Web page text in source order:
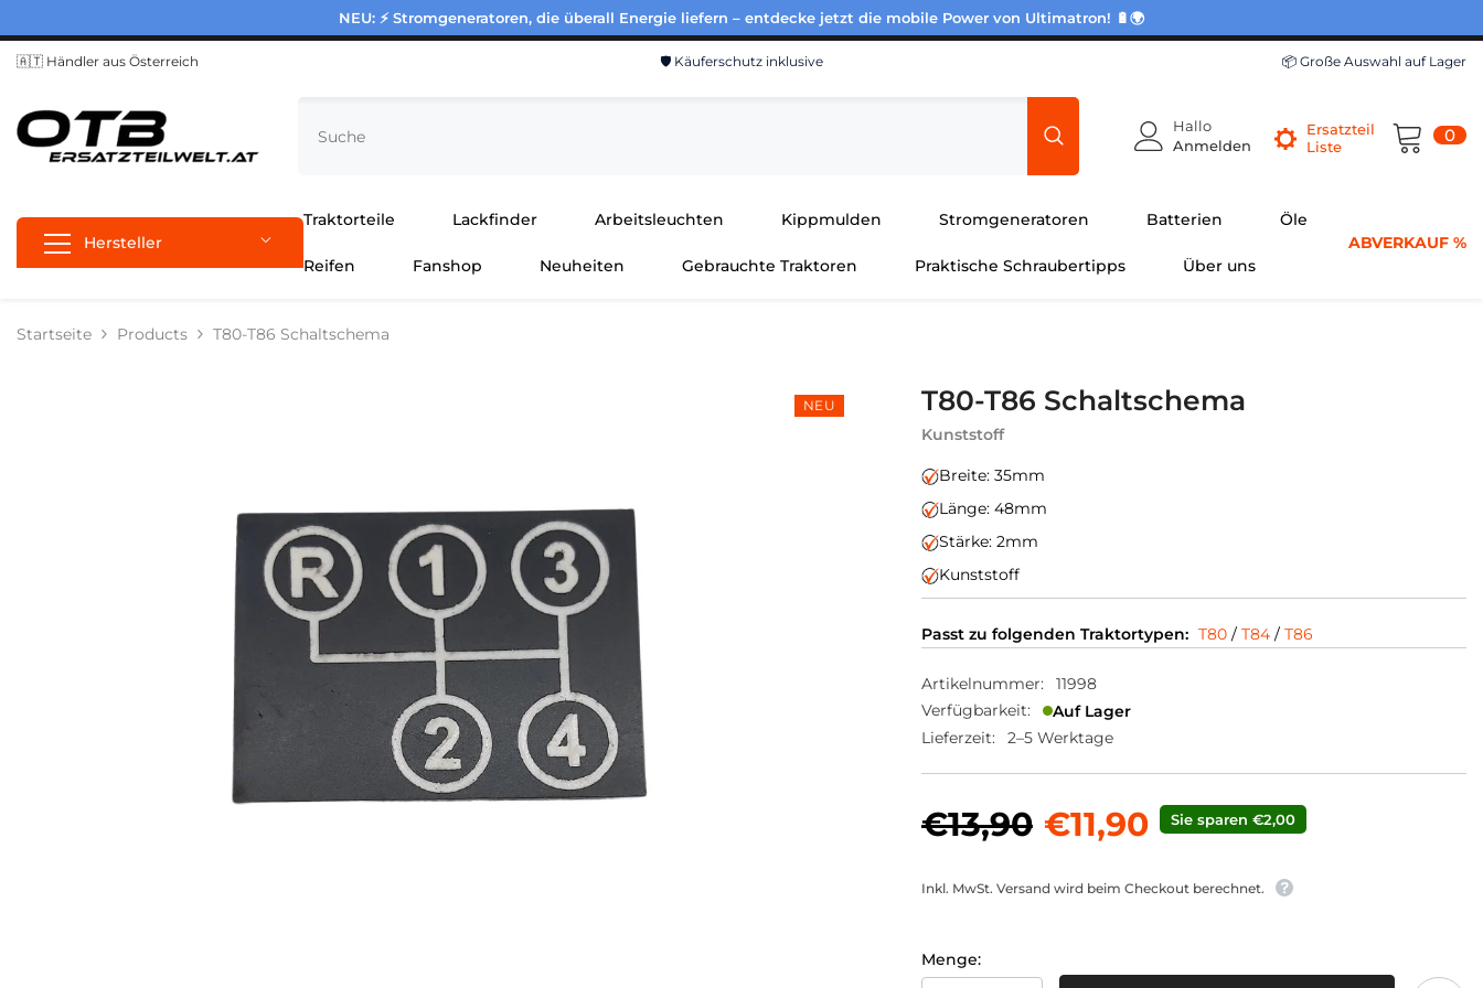
NEU: ⚡ Stromgeneratoren, die überall Energie liefern – entdecke jetzt die mobile Power von Ultimatron! 🔋🌍
🇦🇹 Händler aus Österreich 🛡️ Käuferschutz inklusive 📦 Große Auswahl auf Lager
00
Ersatzteil
Liste
Hallo
Anmelden
Hersteller
Traktorteile Lackfinder Arbeitsleuchten Kippmulden Stromgeneratoren Batterien Öle
Reifen Fanshop Neuheiten Gebrauchte Traktoren Praktische Schraubertipps Über uns
ABVERKAUF %
Startseite Products T80-T86 Schaltschema
NEU T80-T86 Schaltschema
Kunststoff
Breite: 35mm
Länge: 48mm
Stärke: 2mm
Kunststoff
Passt zu folgenden Traktortypen: T80 / T84 / T86
Artikelnummer:
11998
Verfügbarkeit:
Auf Lager
Lieferzeit:
2–5 Werktage
€13,90 €11,90 Sie sparen €2,00
Inkl. MwSt. Versand wird beim Checkout berechnet.
Menge: